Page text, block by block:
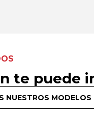
te puede
NUESTROS MODELOS